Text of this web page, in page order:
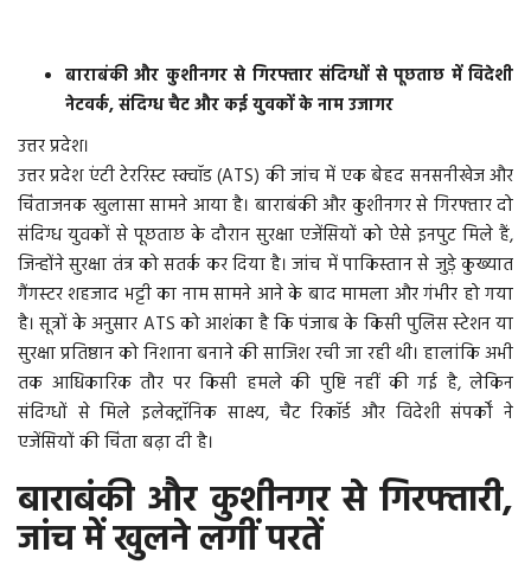
उत्तर प्रदेश
व्यापार/रोजगार
महाराष्ट्र
More
बिहार
संस्कृति, धर्म और आस्था
राशिफल
बाराबंकी और कुशीनगर से गिरफ्तार संदिग्धों से पूछताछ में विदेशी
नेटवर्क, संदिग्ध चैट और कई युवकों के नाम उजागर
उत्तर प्रदेश।
उत्तर प्रदेश एंटी टेररिस्ट स्क्वॉड (ATS) की जांच में एक बेहद सनसनीखेज और
चिंताजनक खुलासा सामने आया है। बाराबंकी और कुशीनगर से गिरफ्तार दो
संदिग्ध युवकों से पूछताछ के दौरान सुरक्षा एजेंसियों को ऐसे इनपुट मिले हैं,
जिन्होंने सुरक्षा तंत्र को सतर्क कर दिया है। जांच में पाकिस्तान से जुड़े कुख्यात
गैंगस्टर शहजाद भट्टी का नाम सामने आने के बाद मामला और गंभीर हो गया
है। सूत्रों के अनुसार ATS को आशंका है कि पंजाब के किसी पुलिस स्टेशन या
सुरक्षा प्रतिष्ठान को निशाना बनाने की साजिश रची जा रही थी। हालांकि अभी
तक आधिकारिक तौर पर किसी हमले की पुष्टि नहीं की गई है, लेकिन
संदिग्धों से मिले इलेक्ट्रॉनिक साक्ष्य, चैट रिकॉर्ड और विदेशी संपर्कों ने
एजेंसियों की चिंता बढ़ा दी है।
बाराबंकी और कुशीनगर से गिरफ्तारी,
जांच में खुलने लगीं परतें